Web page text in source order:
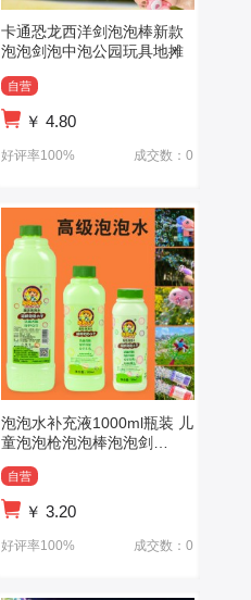
卡通恐龙西洋剑泡泡棒新款
泡泡剑泡中泡公园玩具地摊
自营
￥4.80
好评率100% 成交数：0
泡泡水补充液1000ml瓶装 儿
童泡泡枪泡泡棒泡泡剑
自营
￥3.20
好评率100% 成交数：0